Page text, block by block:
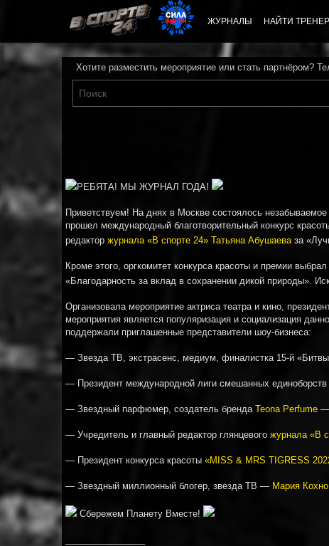
ЖУРНАЛЫ НАЙТИ
Хотите разместить мероприятие или стать партнёром?
РЕБЯТА! МЫ ЖУРНАЛ ГОДА!
Приветствуем! На днях в Москве состоялось
прошел международный благотворительный конкурс
редактор журнала «В спорте 24» Татьяна Абушаеваза
Кроме этого, оргкомитет конкурса красоты и премии
«Благодарность за вклад в сохранении дикой природы».
Организовала мероприятие актриса театра и кино,
мероприятия является популяризация и социализация
поддержали приглашенные представители шоу-бизнеса:
— Звезда ТВ, экстрасенс, медиум, финалистка 15-й
— Президент международной лиги смешанных
— Звездный парфюмер, создатель бренда Teona Perfume —
— Учредитель и главный редактор глянцевого журнала «В
— Президент конкурса красоты «MISS & MRS TIGRESS
— Звездный миллионный блогер, звезда ТВ — Мария Кохно
Сбережем Планету Вместе!